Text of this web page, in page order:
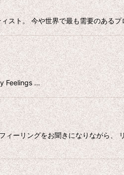
スト。 今や世界で最も需要のある
Feelings …
ーリングをお聞きになりながら、